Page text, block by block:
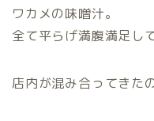
ワカメの味噌汁。
全て平らげ満腹満足し
店内が混み合ってきた